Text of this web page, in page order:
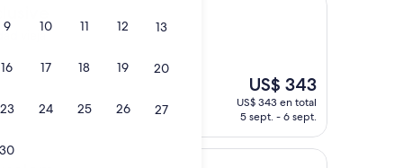
9 10 11 12 13
16 17 18 19 20
23 24 25 26 27
30
vieja
El
precio
actual
de
US$ 343
US$ 343 en total
5 sept. - 6 sept.